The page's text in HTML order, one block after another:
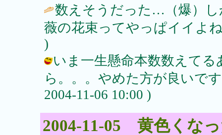
数えそうだった…（爆）
薇の花束ってやっぱイイよ
)
いま一生懸命本数数えて
ら。。。やめた方が良い
2004-11-06 10:00 )
2004-11-05 黄色くな